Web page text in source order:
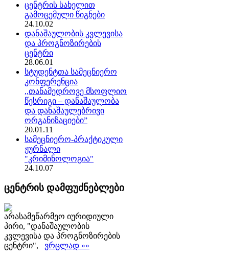
ცენტრის სახელით
გამოცემული წიგნები
24.10.02
დანაშაულობის კვლევისა
და პროგნოზირების
ცენტრი
28.06.01
სტუდენტთა სამეცნიერო
კონფერენცია
,,თანამედროვე მსოფლიო
წესრიგი – დანაშაულობა
და დანაშაულებრივი
ორგანიზაციები”
20.01.11
სამეცნიერო-პრაქტიკული
ჟურნალი
"კრიმინოლოგია"
24.10.07
ცენტრის დამფუძნებლები
არასამეწარმეო იურიდიული
პირი, "დანაშაულობის
კვლევისა და პროგნოზირების
ცენტრი", ვრცლად »»